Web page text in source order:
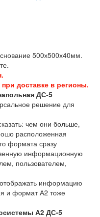
500х500х40мм.
доставке в регионы.
ДС-5
решение для
чем они больше,
расположенная
формата сразу
информационную
пользователем,
информацию
и формат А2 тоже
А2 ДС-5